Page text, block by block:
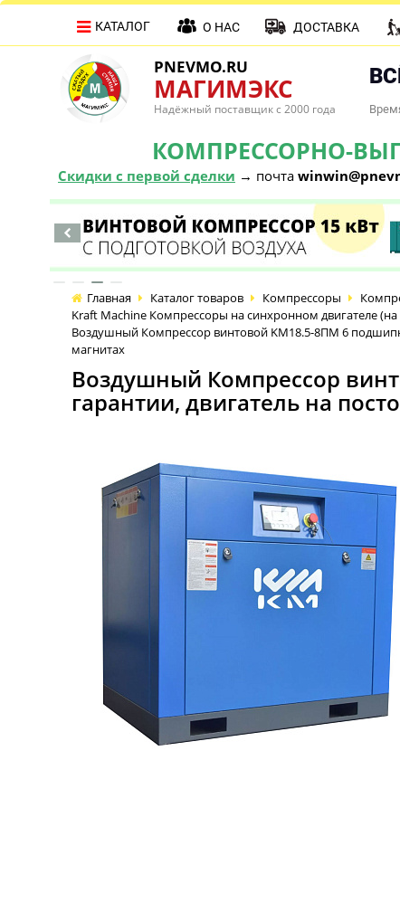
PNEVMO.RU
МАГИМЭКС
Надёжный поставщик с 2000 года
КОМПРЕССОРНО-
Скидки с первой сделки → почта
КАТАЛОГ О НАС ДОСТАВКА
Главная Каталог товаров Компрессоры
Kraft Machine Компрессоры на синхронном двигателе
Воздушный Компрессор винтовой KM18.5-8ПМ 6
магнитах
Воздушный Компрессор
гарантии, двигатель на